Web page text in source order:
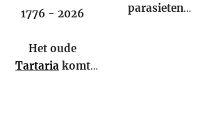
1776 - 2026
Het oude
Tartariakomt
parasieten